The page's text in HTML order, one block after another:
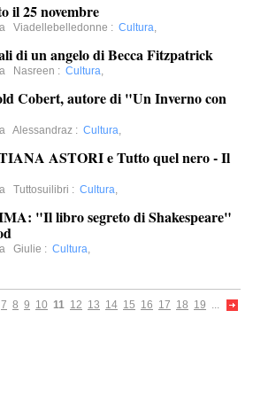
il 25 novembre
Viadellebelledonne : Cultura,
di un angelo di Becca Fitzpatrick
Nasreen : Cultura,
Cobert, autore di "Un Inverno con
Alessandraz : Cultura,
ASTORI e Tutto quel nero - Il
Tuttosuilibri : Cultura,
"Il libro segreto di Shakespeare"
Giulie : Cultura,
7 8 9 10 11 12 13 14 15 16 17 18 19 ...